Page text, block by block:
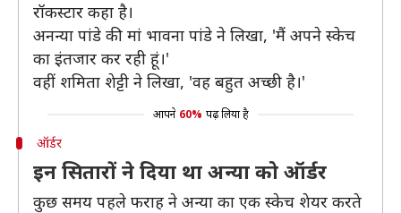
रॉकस्टार कहा है।
अनन्या पांडे की मां भावना पांडे ने लिखा, 'मैं अपने स्केच
का इंतजार कर रही हूं।'
वहीं शमिता शेट्टी ने लिखा, 'वह बहुत अच्छी है।'
आपने 60% पढ़ लिया है
ऑर्डर
इन सितारों ने दिया था अन्या को ऑर्डर
कुछ समय पहले फराह ने अन्या का एक स्केच शेयर करते